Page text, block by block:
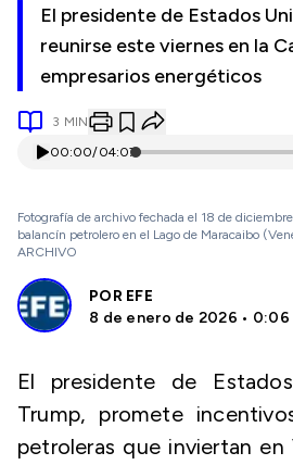
El presidente de Estados
reunirse este viernes en la
empresarios energéticos
3 MIN
00:00/04:07
Fotografía de archivo fechada el 18 de
balancín petrolero en el Lago de Maracaibo
ARCHIVO
POR EFE
8 de enero de 2026 • 0:06
El presidente de
Trump, promete
petroleras que inviertan en